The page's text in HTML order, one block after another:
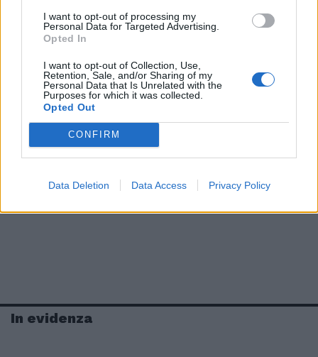
I want to opt-out of processing my
Personal Data for Targeted Advertising.
Opted In
I want to opt-out of Collection, Use,
Retention, Sale, and/or Sharing of my
Personal Data that Is Unrelated with the
Purposes for which it was collected.
Opted Out
CONFIRM
Data Deletion Data Access Privacy Policy
In evidenza